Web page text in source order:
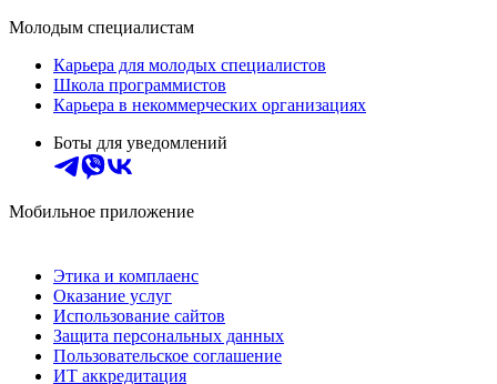
Молодым специалистам
Карьера для молодых специалистов
Школа программистов
Карьера в некоммерческих организациях
Боты для уведомлений
Мобильное приложение
Этика и комплаенс
Оказание услуг
Использование сайтов
Защита персональных данных
Пользовательское соглашение
ИТ аккредитация